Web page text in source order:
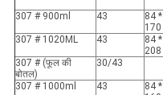
307 # 900ml 43
84 *
170
307 # 1020ML 43
84 *
208
307 # (फूल की
बोतल)
30/43
307 # 1000ml 43
84 *